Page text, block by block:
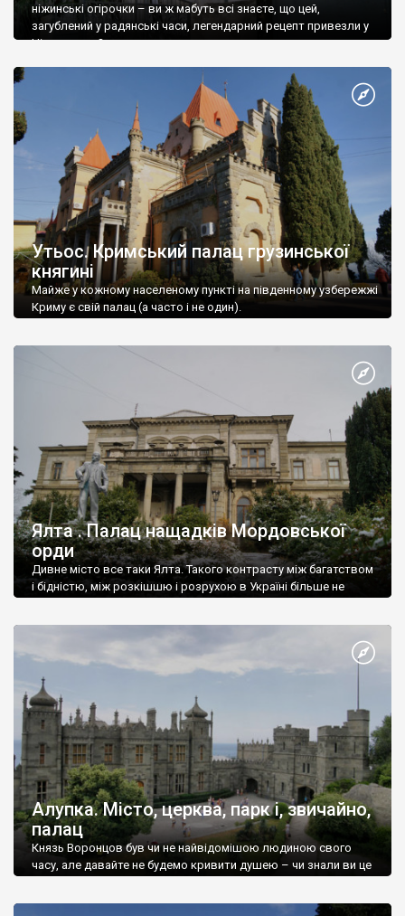
ніжинські огірочки – ви ж мабуть всі знаєте, що цей,
загублений у радянські часи, легендарний рецепт привезли у
Ніжин греки?
Утьос. Кримський палац грузинської
княгині
Майже у кожному населеному пункті на південному узбережжі
Криму є свій палац (а часто і не один).
Ялта . Палац нащадків Мордовської
орди
Дивне місто все таки Ялта. Такого контрасту між багатством
і бідністю, між розкішшю і розрухою в Україні більше не
Алупка. Місто, церква, парк і, звичайно,
палац
Князь Воронцов був чи не найвідомішою людиною свого
часу, але давайте не будемо кривити душею – чи знали ви це